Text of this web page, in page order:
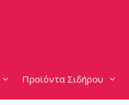
Προϊόντα Σιδήρου